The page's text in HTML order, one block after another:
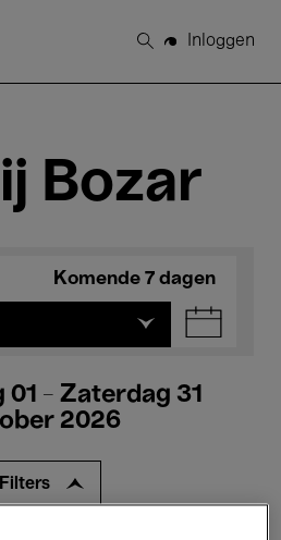
Zoeken
Inloggen
Bozar
Komende 7 dagen
01 - Zaterdag 31
2026
Filters